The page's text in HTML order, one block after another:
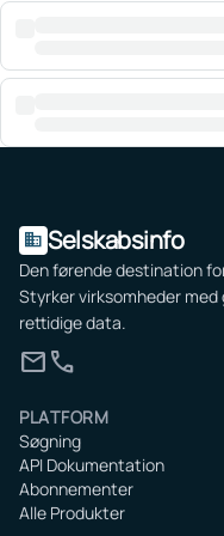
domain Selskabsinfo
Den førende destination
Styrker virksomheder
rettidige data.
mailcall
PLATFORM
Søgning
API Dokumentation
Abonnementer
Alle Produkter